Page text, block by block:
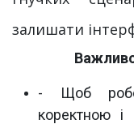
залишати
- Щоб
коректною і